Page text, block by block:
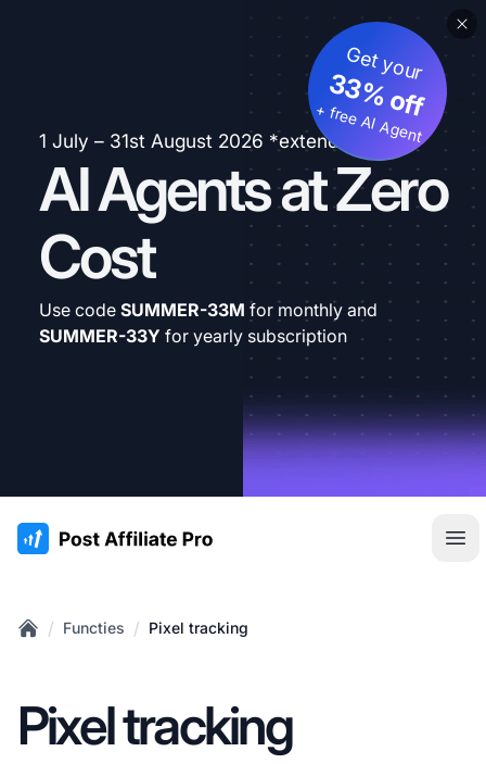
1 July – 31st August 2026 *extended
AI Agents at Zero
Cost
Get your
33% off
+ free AI Agent
Use code SUMMER-33M for monthly and
SUMMER-33Y for yearly subscription
:site.title
/ Functies / Pixel tracking
Pixel tracking